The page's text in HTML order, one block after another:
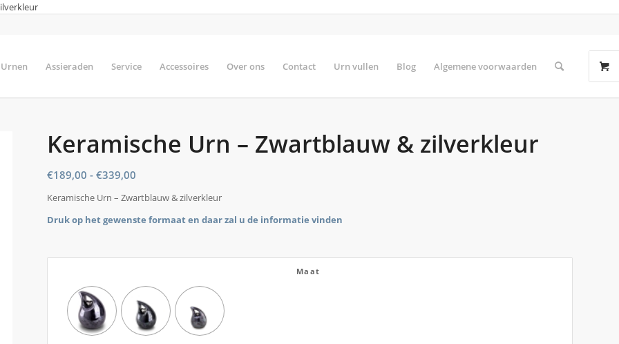
Urnen Assieraden Service Accessoires Over ons Contact Urn vullen Blog Algemene voorwaarden
Keramische Urn – Zwartblauw & zilverkleur
€189,00 - €339,00
€189,00
€339,00
Keramische Urn – Zwartblauw & zilverkleur
Druk op het gewenste formaat en daar zal u de informatie vinden
Maat